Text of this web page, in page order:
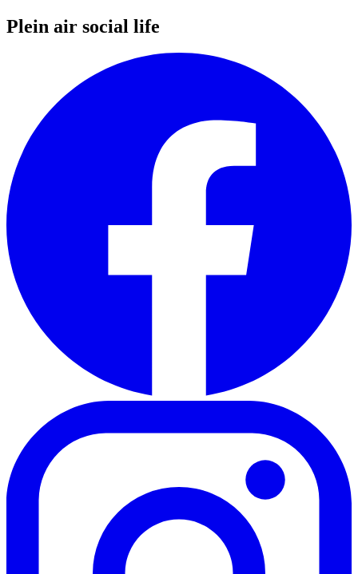
Plein air social life